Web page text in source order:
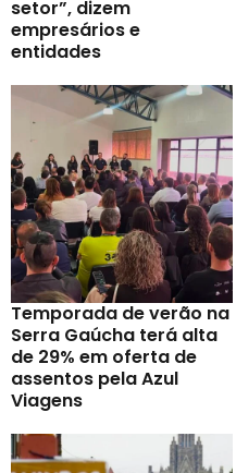
setor”, dizem
empresários e
entidades
Temporada de verão na
Serra Gaúcha terá alta
de 29% em oferta de
assentos pela Azul
Viagens